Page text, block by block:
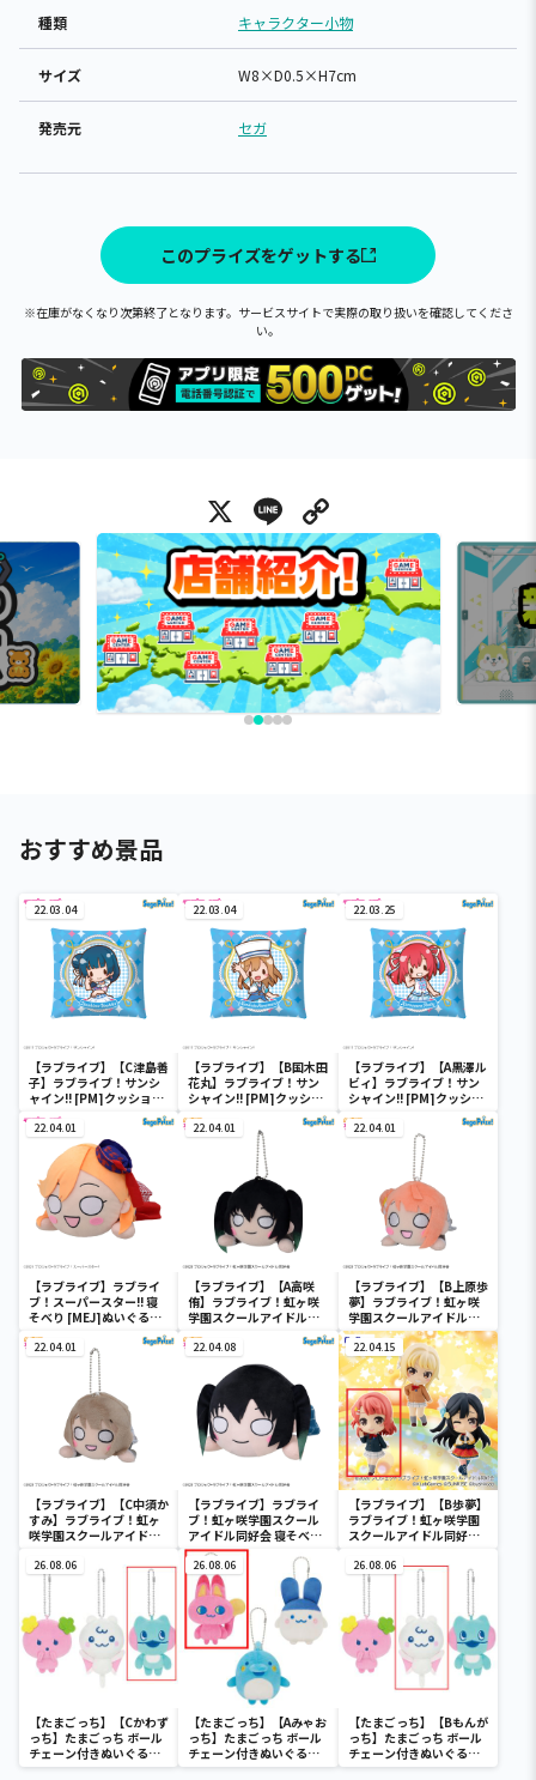
種類 キャラクター小物
サイズ W8×D0.5×H7cm
発売元 セガ
このプライズをゲットする
※在庫がなくなり次第終了となります。サービスサイトで実際の取り扱いを確認してくださ
い。
X Line
おすすめ景品
22.03.04
【ラブライブ】【C津島善
子】ラブライブ！サンシ
ャイン!! [PM]クッショ
ン“1年生”ｆｅａｔ．三
月八日
22.03.04
【ラブライブ】【B国木田
花丸】ラブライブ！サン
シャイン!! [PM]クッショ
ン“1年生”ｆｅａｔ．三
月八日
22.03.25
【ラブライブ】【A黒澤ル
ビィ】ラブライブ！サン
シャイン!! [PM]クッショ
ン“1年生”ｆｅａｔ．三
月八日
22.04.01
【ラブライブ】ラブライ
ブ！スーパースター!! 寝
そべり [MEJ]ぬいぐる
True dreams”
22.04.01
【ラブライブ】【A高咲
侑】ラブライブ！虹ヶ咲
学園スクールアイドル同
[KCM]冬制服style Vol.1
22.04.01
【ラブライブ】【B上原歩
夢】ラブライブ！虹ヶ咲
学園スクールアイドル同
好会 寝そべり [MP]
[KCM]冬制服style Vol.1
22.04.01
【ラブライブ】【C中須か
すみ】ラブライブ！虹ヶ
咲学園スクールアイドル
[KCM]冬制服style Vol.1
22.04.08
【ラブライブ】ラブライ
ブ！虹ヶ咲学園スクール
アイドル同好会 寝そべり
[MEJ]ぬいぐるみ“高咲
侑”
22.04.15
【ラブライブ】【B歩夢】
ラブライブ！虹ヶ咲学園
スクールアイドル同好会
二年生－
26.08.06
【たまごっち】【Cかわず
っち】たまごっち ボール
チェーン付きぬいぐるみ
～Tamagotchi
26.08.06
【たまごっち】【Aみゃお
っち】たまごっち ボール
チェーン付きぬいぐるみ
～Tamagotchi
26.08.06
【たまごっち】【Bもんが
っち】たまごっち ボール
チェーン付きぬいぐるみ
～Tamagotchi